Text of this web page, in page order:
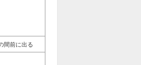
間前に出る